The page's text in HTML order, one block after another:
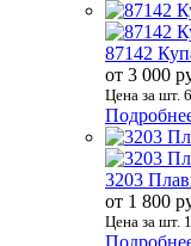
87142
от 3 000
Цена за шт.
3203
от 1 800
Цена за шт.